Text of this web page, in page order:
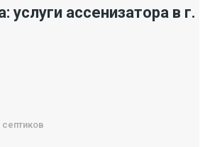
ассенизатора в г.